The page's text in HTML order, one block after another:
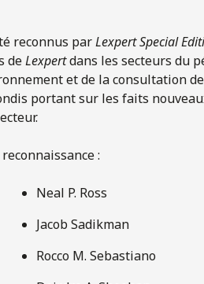
reconnus parLexpert Special
deLexpertdans les secteurs du
et de la consultation
portant sur les faits
:
Neal P. Ross
Jacob Sadikman
Rocco M. Sebastiano